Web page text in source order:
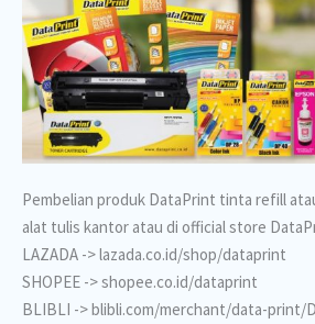
Pembelian produk DataPrint tinta refill
alat tulis kantor atau di official store
LAZADA -> lazada.co.id/shop/dataprint
SHOPEE -> shopee.co.id/dataprint
BLIBLI -> blibli.com/merchant/data-print/